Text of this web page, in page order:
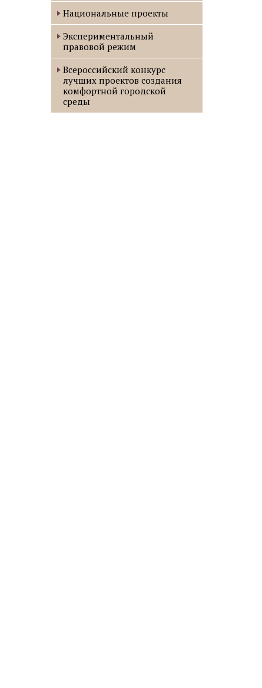
Национальные проекты
Экспериментальный
правовой режим
Всероссийский конкурс
лучших проектов создания
комфортной городской
среды